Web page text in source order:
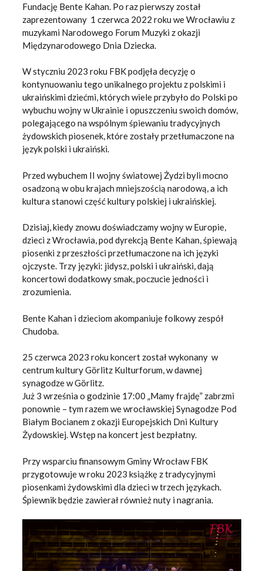
Fundację Bente Kahan. Po raz pierwszy został
zaprezentowany 1 czerwca 2022 roku we Wrocławiu z
muzykami Narodowego Forum Muzyki z okazji
Międzynarodowego Dnia Dziecka.
W styczniu 2023 roku FBK podjęła decyzję o
kontynuowaniu tego unikalnego projektu z polskimi i
ukraińskimi dziećmi, których wiele przybyło do Polski po
wybuchu wojny w Ukrainie i opuszczeniu swoich domów,
polegającego na wspólnym śpiewaniu tradycyjnych
żydowskich piosenek, które zostały przetłumaczone na
język polski i ukraiński.
Przed wybuchem II wojny światowej Żydzi byli mocno
osadzoną w obu krajach mniejszością narodową, a ich
kultura stanowi część kultury polskiej i ukraińskiej.
Dzisiaj, kiedy znowu doświadczamy wojny w Europie,
dzieci z Wrocławia, pod dyrekcją Bente Kahan, śpiewają
piosenki z przeszłości przetłumaczone na ich języki
ojczyste. Trzy języki: jidysz, polski i ukraiński, dają
koncertowi dodatkowy smak, poczucie jedności i
zrozumienia.
Bente Kahan i dzieciom akompaniuje folkowy zespół
Chudoba.
25 czerwca 2023 roku koncert został wykonany w
centrum kultury Görlitz Kulturforum, w dawnej
synagodze w Görlitz.
Już 3 września o godzinie 17:00 „Mamy frajdę” zabrzmi
ponownie – tym razem we wrocławskiej Synagodze Pod
Białym Bocianem z okazji Europejskich Dni Kultury
Żydowskiej. Wstęp na koncert jest bezpłatny.
Przy wsparciu finansowym Gminy Wrocław FBK
przygotowuje w roku 2023 książkę z tradycyjnymi
piosenkami żydowskimi dla dzieci w trzech językach.
Śpiewnik będzie zawierał również nuty i nagrania.